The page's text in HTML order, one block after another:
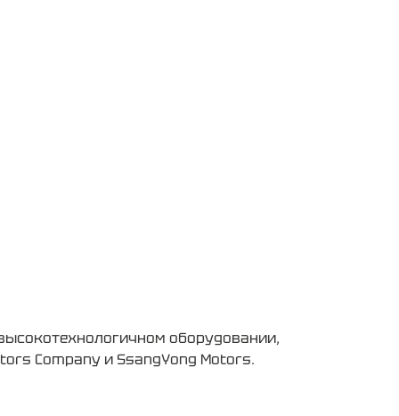
оборудовании,
Company и SsangYong Motors.